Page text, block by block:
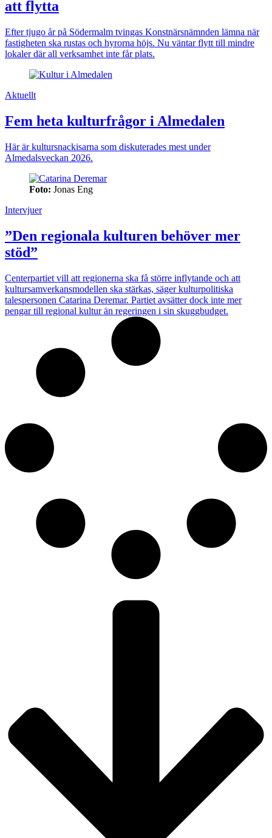
att flytta
Efter tjugo år på Södermalm tvingas Konstnärsnämnden lämna när
fastigheten ska rustas och hyrorna höjs. Nu väntar flytt till mindre
lokaler där all verksamhet inte får plats.
Aktuellt
Fem heta kulturfrågor i Almedalen
Här är kultursnackisarna som diskuterades mest under
Almedalsveckan 2026.
Foto: Jonas Eng
Intervjuer
”Den regionala kulturen behöver mer
stöd”
Centerpartiet vill att regionerna ska få större inflytande och att
kultursamverkansmodellen ska stärkas, säger kulturpolitiska
talespersonen Catarina Deremar. Partiet avsätter dock inte mer
pengar till regional kultur än regeringen i sin skuggbudget.